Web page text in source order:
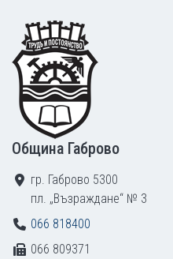
Footer
Община Габрово
гр. Габрово 5300
пл. „Възраждане“ № 3
066 818400
066 809371